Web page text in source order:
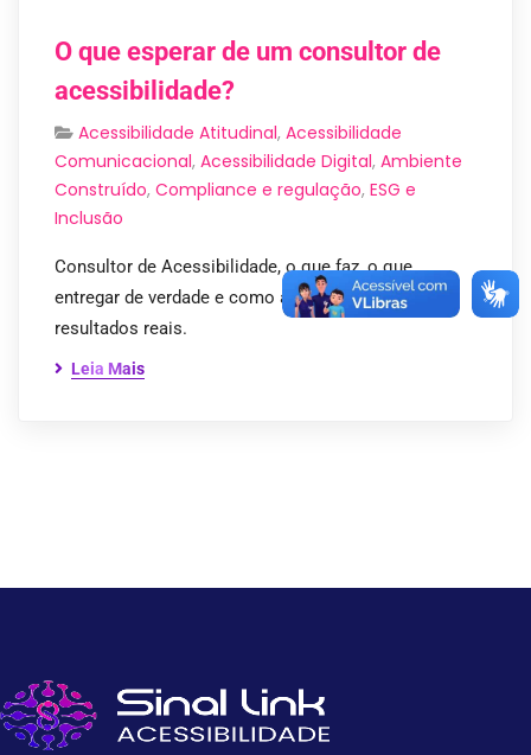
O que esperar de um consultor de
acessibilidade?
Acessibilidade Atitudinal, Acessibilidade
Comunicacional, Acessibilidade Digital, Ambiente
Construído, Compliance e regulação, ESG e
Inclusão
Consultor de Acessibilidade, o que faz, o que
entregar de verdade e como a Sinal Link garante
resultados reais.
Leia Mais